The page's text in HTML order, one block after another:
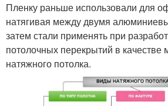
Пленку раньше использовали для
натягивая между двумя
затем стали применять при
потолочных перекрытий в качестве
натяжного потолка.